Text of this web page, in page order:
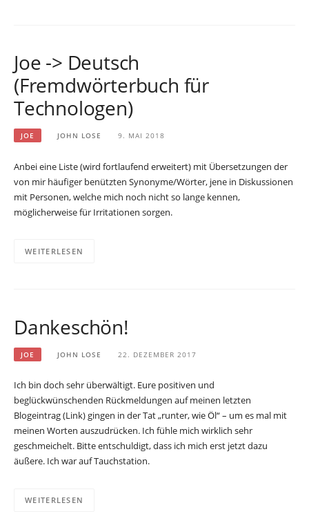
Joe -> Deutsch
(Fremdwörterbuch für
Technologen)
JOE JOHN LOSE 9. MAI 2018
Anbei eine Liste (wird fortlaufend erweitert) mit Übersetzungen der
von mir häufiger benützten Synonyme/Wörter, jene in Diskussionen
mit Personen, welche mich noch nicht so lange kennen,
möglicherweise für Irritationen sorgen.
WEITERLESEN
Dankeschön!
JOE JOHN LOSE 22. DEZEMBER 2017
Ich bin doch sehr überwältigt. Eure positiven und
beglückwünschenden Rückmeldungen auf meinen letzten
Blogeintrag (Link) gingen in der Tat „runter, wie Öl“ – um es mal mit
meinen Worten auszudrücken. Ich fühle mich wirklich sehr
geschmeichelt. Bitte entschuldigt, dass ich mich erst jetzt dazu
äußere. Ich war auf Tauchstation.
WEITERLESEN